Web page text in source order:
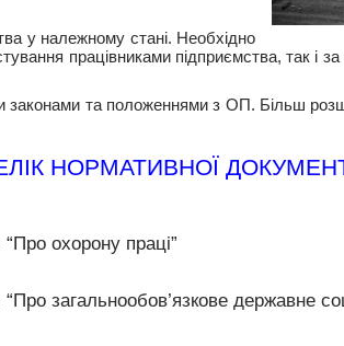
у належному стані. Необхідно
працівниками підприємства, так і
законами та положеннями з ОП. Більш
НОРМАТИВНОЇ
охорону праці”
“Про загальнообов’язкове державне